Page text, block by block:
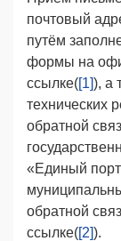
почтовый
путём
формы на
ссылке([1]), а
технических
обратной
«Единый
обратной
ссылке([2]).